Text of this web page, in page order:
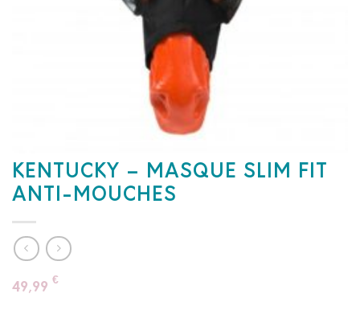
KENTUCKY – MASQUE SLIM FIT
ANTI-MOUCHES
49,99 €